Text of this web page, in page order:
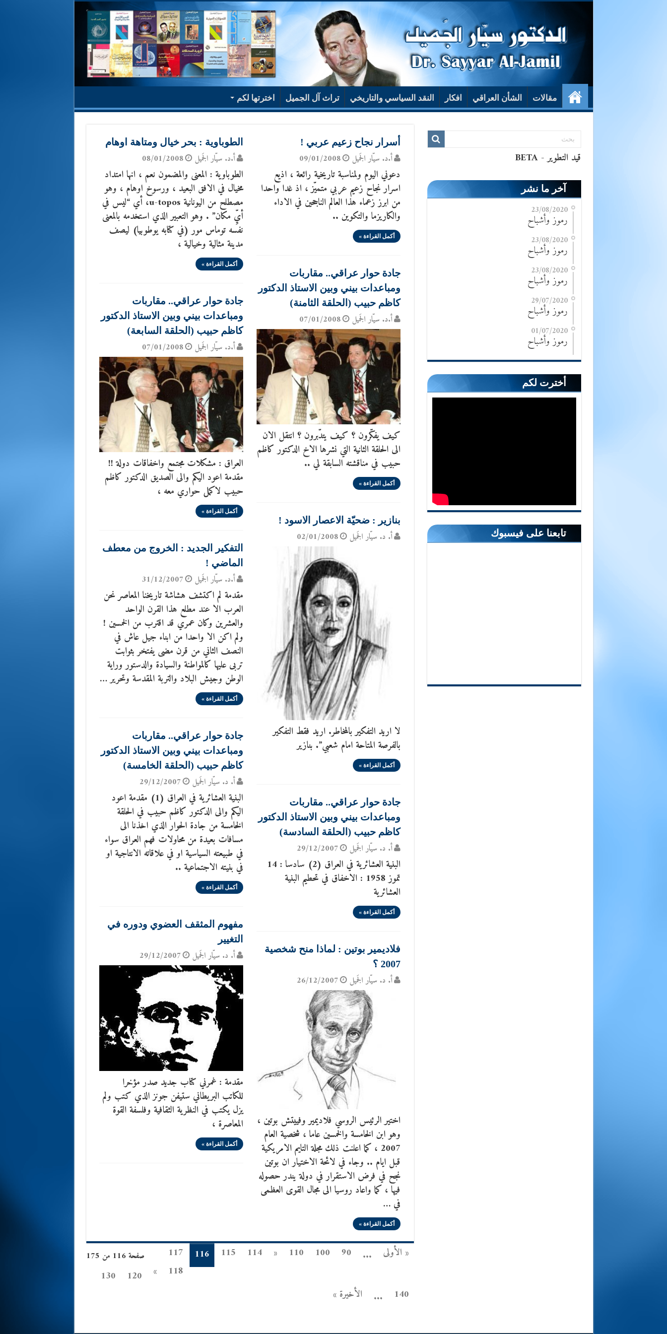
مقالات الشأن العراقي افكار النقد السياسي والتاريخي تراث آل الجميل اخترتها لكم
أسرار نجاح زعيم عربي !
أ.د. سيّار الجَميل 09/01/2008
دعوني اليوم ولمناسبة تاريخية رائعة ، اذيع
اسرار نجاح زعيم عربي متميّز ، اذ غدا واحدا
من ابرز زعماء هذا العالم الناجحين في الاداء
والكاريزما والتكوين ..
أكمل القراءة »
الطوباوية : بحر خيال ومتاهة اوهام
أ.د. سيّار الجَميل 08/01/2008
الطوباوية : المعنى والمضمون نعم ، انها امتداد
مخيال في الافق البعيد ، ورسوخ اوهام ، وهو
مصطلح من اليونانية u-topos، أي “ليس في
أيِّ مكان” . وهو التعبير الذي استخدمه بالمعنى
نفسه توماس مور (في كتابه يوطوبيا) ليصف
مدينة مثالية وخيالية ،
أكمل القراءة »
جادة حوار عراقي.. مقاربات
ومباعدات بيني وبين الاستاذ الدكتور
كاظم حبيب (الحلقة الثامنة)
أ.د. سيّار الجَميل 07/01/2008
كيف يفكّرون ؟ كيف يتدّبرون ؟ انتقل الان
الى الحلقة الثانية التي نشرها الاخ الدكتور كاظم
حبيب في مناقشته السابقة لي ..
أكمل القراءة »
جادة حوار عراقي.. مقاربات
ومباعدات بيني وبين الاستاذ الدكتور
كاظم حبيب (الحلقة السابعة)
أ.د. سيّار الجَميل 07/01/2008
العراق : مشكلات مجتمع واخفاقات دولة !!
مقدمة اعود اليكم والى الصديق الدكتور كاظم
حبيب لاكمل حواري معه ،
أكمل القراءة »
بنازير : ضحيّة الاعصار الاسود !
أ. د. سيّار الجَميل 02/01/2008
لا اريد التفكير بالمخاطر. اريد فقط التفكير
بالفرصة المتاحة امام شعبي”. بنازير
أكمل القراءة »
التفكير الجديد : الخروج من معطف
الماضي !
أ.د. سيّار الجَميل 31/12/2007
مقدمة لم اكتشف هشاشة تاريخنا المعاصر نحن
العرب الا عند مطلع هذا القرن الواحد
والعشرين وكان عمري قد اقترب من الخمسين !
ولم اكن الا واحدا من ابناء جيل عاش في
النصف الثاني من قرن مضى يفتخر بثوابت
تربى عليها كالمواطنة والسيادة والدستور وراية
الوطن وجيش البلاد والتربة المقدسة وتحرير …
أكمل القراءة »
جادة حوار عراقي.. مقاربات
ومباعدات بيني وبين الاستاذ الدكتور
كاظم حبيب (الحلقة الخامسة)
أ. د. سيّار الجَميل 29/12/2007
البنية العشائرية في العراق (1) مقدمة اعود
اليكم والى الدكتور كاظم حبيب في الحلقة
الخامسة من جادة الحوار الذي اخذنا الى
مسافات بعيدة من محاولات فهم العراق سواء
في طبيعته السياسية او في علاقاته الانتاجية او
في بنيته الاجتماعية ..
أكمل القراءة »
جادة حوار عراقي.. مقاربات
ومباعدات بيني وبين الاستاذ الدكتور
كاظم حبيب (الحلقة السادسة)
أ. د. سيّار الجَميل 29/12/2007
البنية العشائرية في العراق (2) سادسا : 14
تموز 1958 : الاخفاق في تحطيم البنية
العشائرية
أكمل القراءة »
مفهوم المثقف العضوي ودوره في
التغيير
أ. د. سيّار الجَميل 29/12/2007
مقدمة : غمرني كتاب جديد صدر مؤخرا
للكاتب البريطاني ستيفن جونز الذي كتب ولم
يزل يكتب في النظرية الثقافية وفلسفة القوة
المعاصرة ،
أكمل القراءة »
فلاديمير بوتين : لماذا منح شخصية
2007 ؟
أ. د. سيّار الجَميل 26/12/2007
اختير الرئيس الروسي فلاديمير وفييتش بوتين ،
وهو ابن الخامسة والخمسين عاما ، شخصية العام
2007 ، كما اعلنت ذلك مجلة التايم الامريكية
قبل ايام .. وجاء في لائحة الاختيار ان بوتين
نجح في فرض الاستقرار في دولة يندر حصوله
فيها ، كما واعاد روسيا الى مجال القوى العظمى
في …
أكمل القراءة »
صفحة 116 من 175 « الأولى ...
90
100
110
«
114
115
116
117
118
»
120
130
140
... الأخيرة »
آخر ما نشر
23/08/2020
رموز وأشباح
23/08/2020
رموز وأشباح
23/08/2020
رموز وأشباح
29/07/2020
رموز وأشباح
01/07/2020
رموز وأشباح
أخترت لكم
تابعنا على فيسبوك